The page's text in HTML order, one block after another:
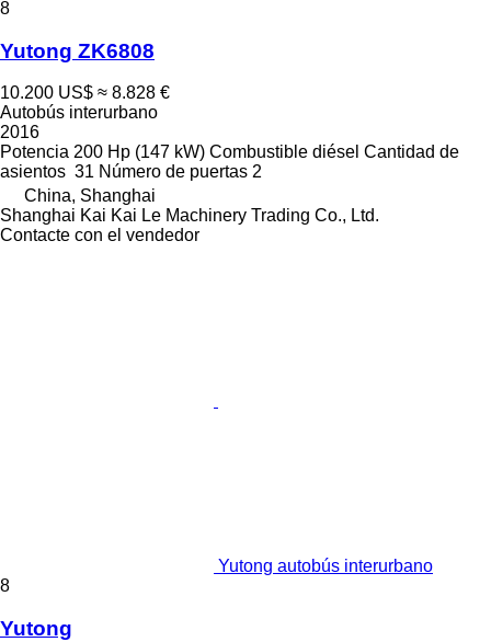
8
Yutong ZK6808
10.200 US$ ≈ 8.828 €
Autobús interurbano
2016
Potencia 200 Hp (147 kW) Combustible diésel Cantidad de
asientos 31 Número de puertas 2
China, Shanghai
Shanghai Kai Kai Le Machinery Trading Co., Ltd.
Contacte con el vendedor
Yutong autobús interurbano
8
Yutong